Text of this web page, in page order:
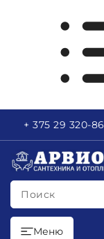
+ 375 29 320-
Поиск
Меню